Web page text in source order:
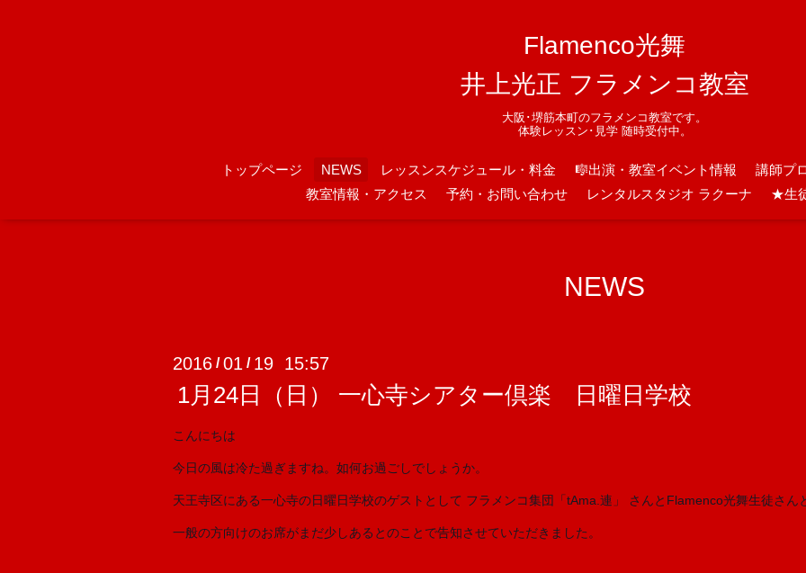
Flamenco光舞
井上光正 フラメンコ教室
大阪･堺筋本町のフラメンコ教室です。
体験レッスン･見学 随時受付中。
トップページ NEWS レッスンスケジュール・料金 🎼出演・教室イベント情報 講師プ
教室情報・アクセス
予約・お問い合わせ レンタルスタジオ ラクーナ ★生
NEWS
2016 /01 / 19 15:57
1月24日（日） 一心寺シアター倶楽 日曜日学校
こんにちは
今日の風は冷た過ぎますね。如何お過ごしでしょうか。
天王寺区にある一心寺の日曜日学校のゲストとして フラメンコ集団「tAma.連」 さんとFlamenco光舞生徒さん
一般の方向けのお席がまだ少しあるとのことで告知させていただきました。